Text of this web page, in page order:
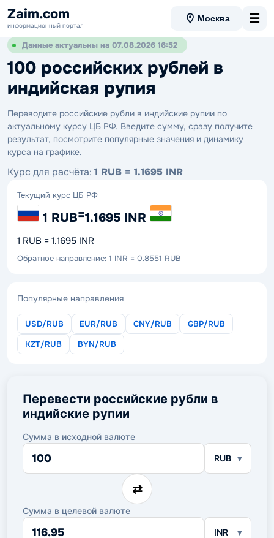
Zaim.com
информационный портал
Москва ☰
Данные актуальны на 07.08.2026 16:52
100 российских рублей в
индийская рупия
Переводите российские рубли в индийские рупии по
актуальному курсу ЦБ РФ. Введите сумму, сразу получите
результат, посмотрите популярные значения и динамику
курса на графике.
Курс для расчёта: 1 RUB = 1.1695 INR
Текущий курс ЦБ РФ
1 RUB=1.1695 INR
1 RUB = 1.1695 INR
Обратное направление: 1 INR = 0.8551 RUB
Популярные направления
USD/RUB EUR/RUB CNY/RUB
GBP/RUB
KZT/RUB
BYN/RUB
Перевести российские рубли в
индийские рупии
Сумма в исходной валюте
Сумма
исходной
RUB
⇄
Сумма в целевой валюте
Сумма
INR